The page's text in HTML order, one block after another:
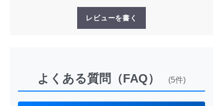
レビューを書く
よくある質問（FAQ） (5件)